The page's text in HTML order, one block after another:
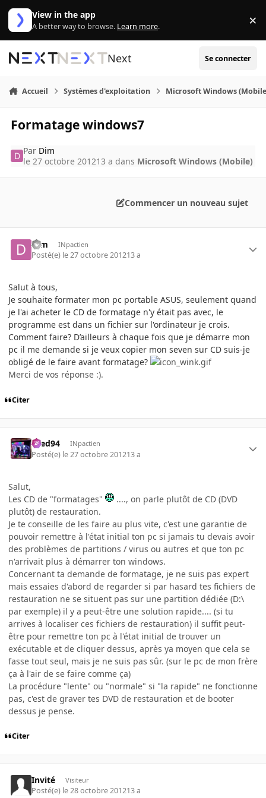
Aller au contenu
View in the app
A better way to browse. Learn more. ×
Next Se connecter
Accueil Systèmes d'exploitation Microsoft Windows
Formatage windows7
Par Dim
le 27 octobre 201213 a dans Microsoft Windows (Mobile)
Commencer un nouveau sujet
Dim INpactien
Posté(e) le 27 octobre 201213 a
Salut à tous,
Je souhaite formater mon pc portable ASUS, seulement quand
je l'ai acheter le CD de formatage n'y était pas avec, le
programme est dans un fichier sur l'ordinateur je crois.
Comment faire? D’ailleurs à chaque fois que je démarre mon
pc il me demande si je veux copier mon seven sur CD suis-je
obligé de le faire avant formatage?
Merci de vos réponse :).
Citer
bred94 INpactien
Posté(e) le 27 octobre 201213 a
Salut,
Les CD de "formatages"
...., on parle plutôt de CD (DVD
plutôt) de restauration.
Je te conseille de les faire au plus vite, c'est une garantie de
pouvoir remettre à l'état initial ton pc si jamais tu devais avoir
des problèmes de partitions / virus ou autres et que ton pc
n'arrivait plus à démarrer ton windows.
Concernant ta demande de formatage, je ne suis pas expert
mais essaies d'abord de regarder si par hasard tes fichiers de
restauration ne se situent pas sur une partition dédiée (D:\
par exemple) il y a peut-être une solution rapide.... (si tu
arrives à localiser ces fichiers de restauration) il suffit peut-
être pour remettre ton pc à l'état initial de trouver un
exécutable et de cliquer dessus, après ya moyen que cela se
fasse tout seul, mais je ne suis pas sûr. (sur le pc de mon frère
ça à l'air de se faire comme ça)
La procédure "lente" ou "normale" si "la rapide" ne fonctionne
pas, c'est de graver tes DVD de restauration et de booter
dessus je pense.
Citer
Invité Visiteur
Posté(e) le 28 octobre 201213 a